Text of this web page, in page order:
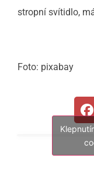
stropní svítidlo,
Foto: pixabay